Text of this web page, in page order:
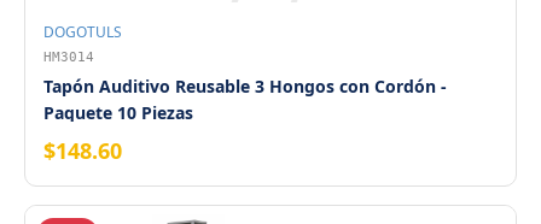
DOGOTULS
HM3014
Tapón Auditivo Reusable 3 Hongos con Cordón -
Paquete 10 Piezas
$148.60